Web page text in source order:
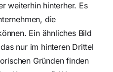
weiterhin hinterher. Es
die
Ein ähnliches Bild
nur im hinteren Drittel
Gründen finden